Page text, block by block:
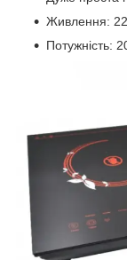
Живлення:
Потужність: